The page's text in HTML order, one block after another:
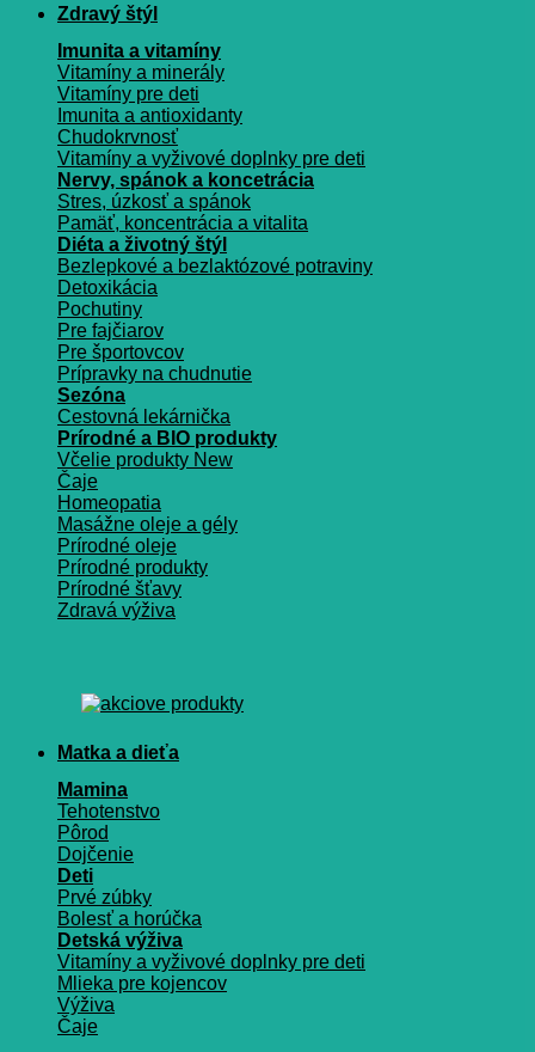
Zdravý štýl
Imunita a vitamíny
Vitamíny a minerály
Vitamíny pre deti
Imunita a antioxidanty
Chudokrvnosť
Vitamíny a vyživové doplnky pre deti
Nervy, spánok a koncetrácia
Stres, úzkosť a spánok
Pamäť, koncentrácia a vitalita
Diéta a životný štýl
Bezlepkové a bezlaktózové potraviny
Detoxikácia
Pochutiny
Pre fajčiarov
Pre športovcov
Prípravky na chudnutie
Sezóna
Cestovná lekárnička
Prírodné a BIO produkty
Včelie produkty
Čaje
Homeopatia
Masážne oleje a gély
Prírodné oleje
Prírodné produkty
Prírodné šťavy
Zdravá výživa
Matka a dieťa
Mamina
Tehotenstvo
Pôrod
Dojčenie
Deti
Prvé zúbky
Bolesť a horúčka
Detská výživa
Vitamíny a vyživové doplnky pre deti
Mlieka pre kojencov
Výživa
Čaje